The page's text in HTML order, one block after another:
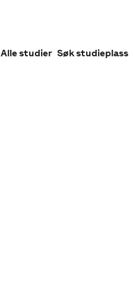
Alle studier Søk studieplass